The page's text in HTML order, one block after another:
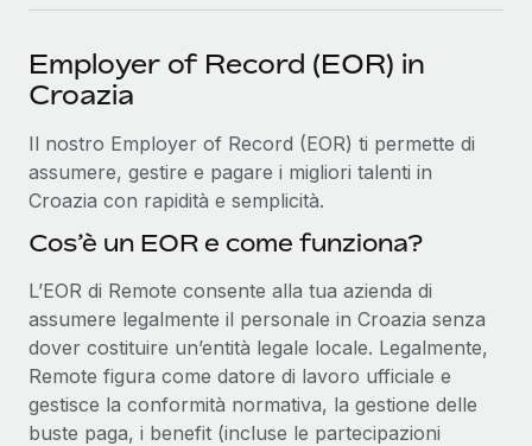
Employer of Record (EOR) in
Croazia
Il nostro Employer of Record (EOR) ti permette di
assumere, gestire e pagare i migliori talenti in
Croazia con rapidità e semplicità.
Cos’è un EOR e come funziona?
L’EOR di Remote consente alla tua azienda di
assumere legalmente il personale in Croazia senza
dover costituire un’entità legale locale. Legalmente,
Remote figura come datore di lavoro ufficiale e
gestisce la conformità normativa, la gestione delle
buste paga, i benefit (incluse le partecipazioni